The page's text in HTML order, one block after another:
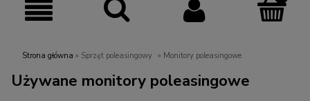
Strona główna » Sprzęt poleasingowy » Monitory poleasingowe
Używane monitory poleasingowe